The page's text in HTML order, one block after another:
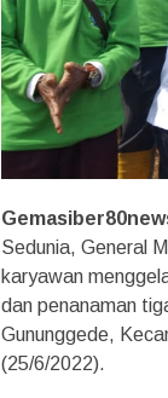
Sedunia, General
karyawan
dan penanaman
Gununggede,
(25/6/2022).